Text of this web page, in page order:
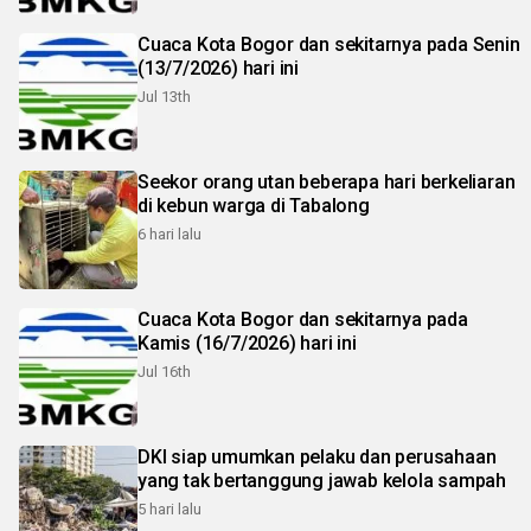
Cuaca Kota Bogor dan sekitarnya pada Senin
(13/7/2026) hari ini
Jul 13th
Seekor orang utan beberapa hari berkeliaran
di kebun warga di Tabalong
6 hari lalu
Cuaca Kota Bogor dan sekitarnya pada
Kamis (16/7/2026) hari ini
Jul 16th
DKI siap umumkan pelaku dan perusahaan
yang tak bertanggung jawab kelola sampah
5 hari lalu